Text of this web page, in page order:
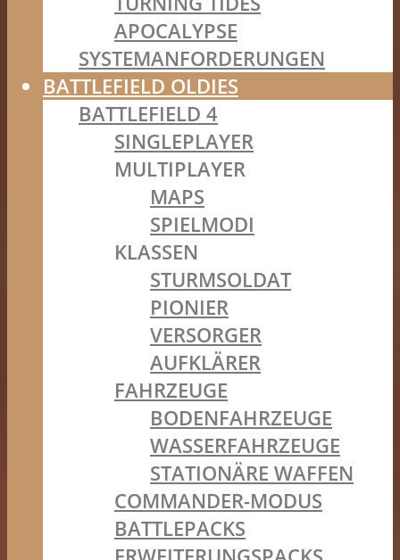
APOCALYPSE
SYSTEMANFORDERUNGEN
BATTLEFIELD OLDIES
BATTLEFIELD 4
SINGLEPLAYER
MULTIPLAYER
MAPS
SPIELMODI
KLASSEN
STURMSOLDAT
PIONIER
VERSORGER
AUFKLÄRER
FAHRZEUGE
BODENFAHRZEUGE
WASSERFAHRZEUGE
STATIONÄRE WAFFEN
COMMANDER-MODUS
BATTLEPACKS